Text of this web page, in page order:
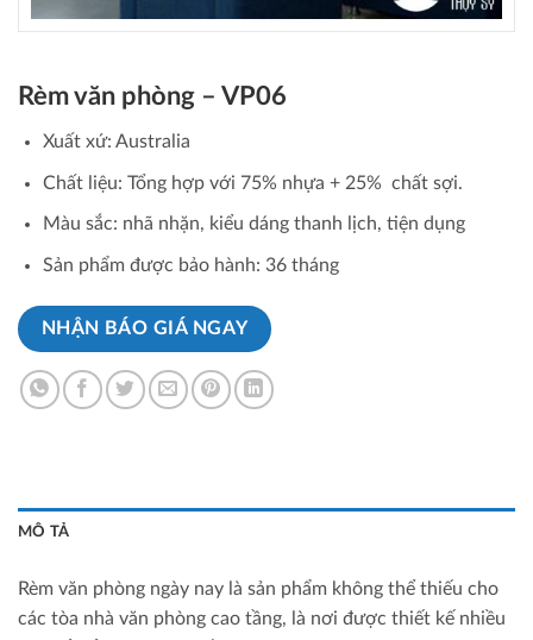
Rèm văn phòng – VP06
Xuất xứ: Australia
Chất liệu: Tổng hợp với 75% nhựa + 25% chất sợi.
Màu sắc: nhã nhặn, kiểu dáng thanh lịch, tiện dụng
Sản phẩm được bảo hành: 36 tháng
NHẬN BÁO GIÁ NGAY
MÔ TẢ
Rèm văn phòng ngày nay là sản phẩm không thể thiếu cho
các tòa nhà văn phòng cao tầng, là nơi được thiết kế nhiều